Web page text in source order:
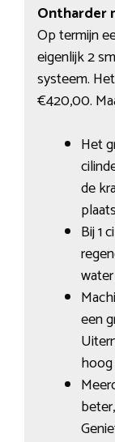
Ontharder
Op termijn
eigenlijk 2
systeem.
€420,00.
Het
de
Bij 1
een
hoog